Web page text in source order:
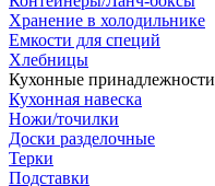
Хранение в холодильнике
Емкости для специй
Хлебницы
Кухонные принадлежности
Кухонная навеска
Ножи/точилки
Доски разделочные
Терки
Подставки